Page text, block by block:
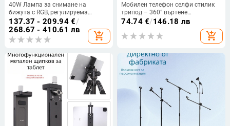
40W Лампа за снимане на
бижута с RGB, регулируема
яркост и независимо захранване
137.37 - 209.94€/
268.67 - 410.61 лв
add_shopping_cart
Мобилен телефон селфи стилик
трипод – 360° въртене
(вертикално и хоризонтално);
Материал: ABS пластмаса +
алуминиева сплав; Тегло: 800 g; 1
74.74€/146.18 лв
add_shopping_cart